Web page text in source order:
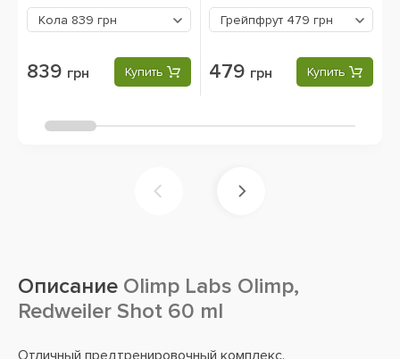
Кола 839 грн
839 грн Купить
Грейпфрут 479 грн
479 грн Купить
Описание Olimp Labs Olimp,
Redweiler Shot 60 ml
Отличный предтренировочный комплекс.